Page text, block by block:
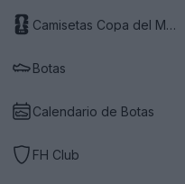
Camisetas Copa del Mundo 2026
Botas
Calendario de Botas
FH Club